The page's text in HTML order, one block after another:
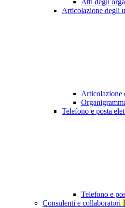
Atti degli
Articolazione degli
Articolazione
Telefono e posta
Telefono e
Consulenti e collaboratori